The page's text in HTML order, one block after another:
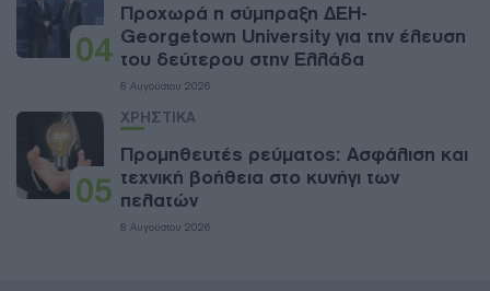
04
Προχωρά η σύμπραξη ΔΕΗ-
Georgetown University για την έλευση
του δεύτερου στην Ελλάδα
8 Αυγούστου 2026
05
ΧΡΗΣΤΙΚΑ
Προμηθευτές ρεύματος: Ασφάλιση και
τεχνική βοήθεια στο κυνήγι των
πελατών
8 Αυγούστου 2026